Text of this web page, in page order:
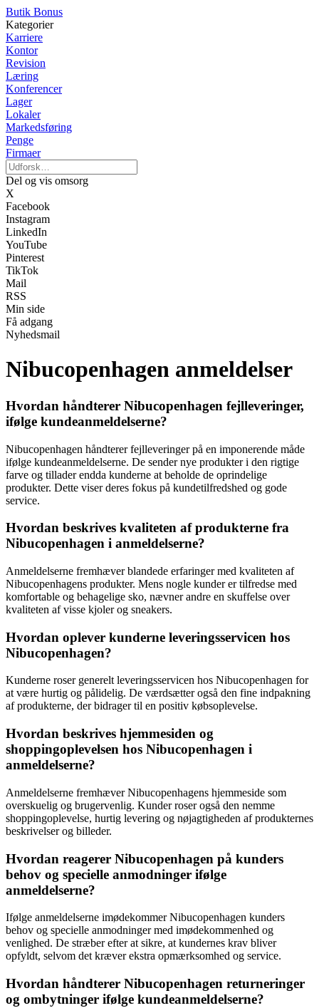
Butik Bonus
Kategorier
Karriere
Kontor
Revision
Læring
Konferencer
Lager
Lokaler
Markedsføring
Penge
Firmaer
Del og vis omsorg
X
Facebook
Instagram
LinkedIn
YouTube
Pinterest
TikTok
Mail
RSS
Min side
Få adgang
Nyhedsmail
Nibucopenhagen anmeldelser
Hvordan håndterer Nibucopenhagen fejlleveringer,
ifølge kundeanmeldelserne?
Nibucopenhagen håndterer fejlleveringer på en imponerende måde
ifølge kundeanmeldelserne. De sender nye produkter i den rigtige
farve og tillader endda kunderne at beholde de oprindelige
produkter. Dette viser deres fokus på kundetilfredshed og gode
service.
Hvordan beskrives kvaliteten af produkterne fra
Nibucopenhagen i anmeldelserne?
Anmeldelserne fremhæver blandede erfaringer med kvaliteten af
Nibucopenhagens produkter. Mens nogle kunder er tilfredse med
komfortable og behagelige sko, nævner andre en skuffelse over
kvaliteten af visse kjoler og sneakers.
Hvordan oplever kunderne leveringsservicen hos
Nibucopenhagen?
Kunderne roser generelt leveringsservicen hos Nibucopenhagen for
at være hurtig og pålidelig. De værdsætter også den fine indpakning
af produkterne, der bidrager til en positiv købsoplevelse.
Hvordan beskrives hjemmesiden og
shoppingoplevelsen hos Nibucopenhagen i
anmeldelserne?
Anmeldelserne fremhæver Nibucopenhagens hjemmeside som
overskuelig og brugervenlig. Kunder roser også den nemme
shoppingoplevelse, hurtig levering og nøjagtigheden af produkternes
beskrivelser og billeder.
Hvordan reagerer Nibucopenhagen på kunders
behov og specielle anmodninger ifølge
anmeldelserne?
Ifølge anmeldelserne imødekommer Nibucopenhagen kunders
behov og specielle anmodninger med imødekommenhed og
venlighed. De stræber efter at sikre, at kundernes krav bliver
opfyldt, selvom det kræver ekstra opmærksomhed og service.
Hvordan håndterer Nibucopenhagen returneringer
og ombytninger ifølge kundeanmeldelserne?